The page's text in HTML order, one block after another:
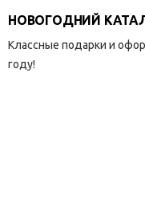
НОВОГОДНИЙ
Классные подарки и
году!